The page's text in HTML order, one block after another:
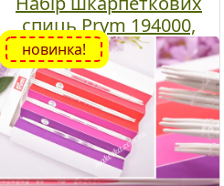
спиць Prym 194000,
довжина 20 см №2,5-
4,5мм
новинка!